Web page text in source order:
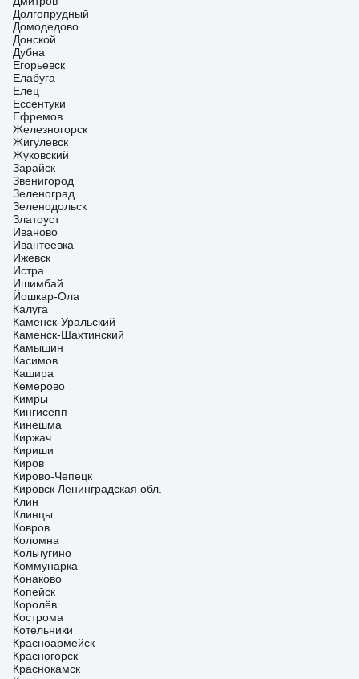
Долгопрудный
Домодедово
Донской
Дубна
Егорьевск
Елабуга
Елец
Ессентуки
Ефремов
Железногорск
Жигулевск
Жуковский
Зарайск
Звенигород
Зеленоград
Зеленодольск
Златоуст
Иваново
Ивантеевка
Ижевск
Истра
Ишимбай
Йошкар-Ола
Калуга
Каменск-Уральский
Каменск-Шахтинский
Камышин
Касимов
Кашира
Кемерово
Кимры
Кингисепп
Кинешма
Киржач
Кириши
Киров
Кирово-Чепецк
Кировск Ленинградская обл.
Клин
Клинцы
Ковров
Коломна
Кольчугино
Коммунарка
Конаково
Копейск
Королёв
Кострома
Котельники
Красноармейск
Красногорск
Краснокамск